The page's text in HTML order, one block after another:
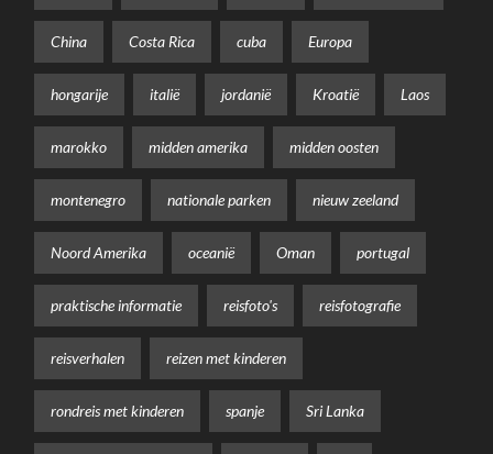
China Costa Rica cuba Europa
hongarije italië jordanië Kroatië Laos
marokko midden amerika midden oosten
montenegro nationale parken nieuw zeeland
Noord Amerika oceanië Oman portugal
praktische informatie reisfoto's reisfotografie
reisverhalen reizen met kinderen
rondreis met kinderen spanje Sri Lanka